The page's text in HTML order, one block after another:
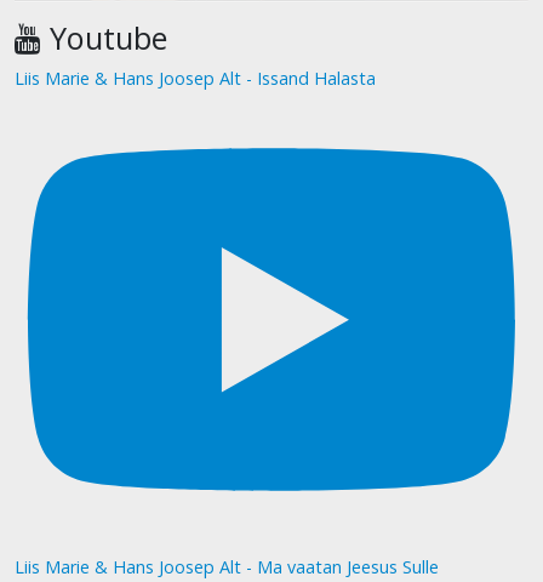
Youtube
Liis Marie & Hans Joosep Alt - Issand Halasta
Liis Marie & Hans Joosep Alt - Ma vaatan Jeesus Sulle